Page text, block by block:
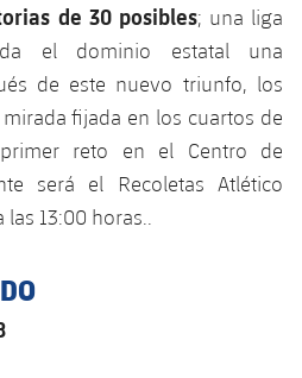
de 30 posibles; una liga
el dominio estatal una
de este nuevo triunfo, los
fijada en los cuartos de
reto en el Centro de
será el Recoletas Atlético
13:00 horas..